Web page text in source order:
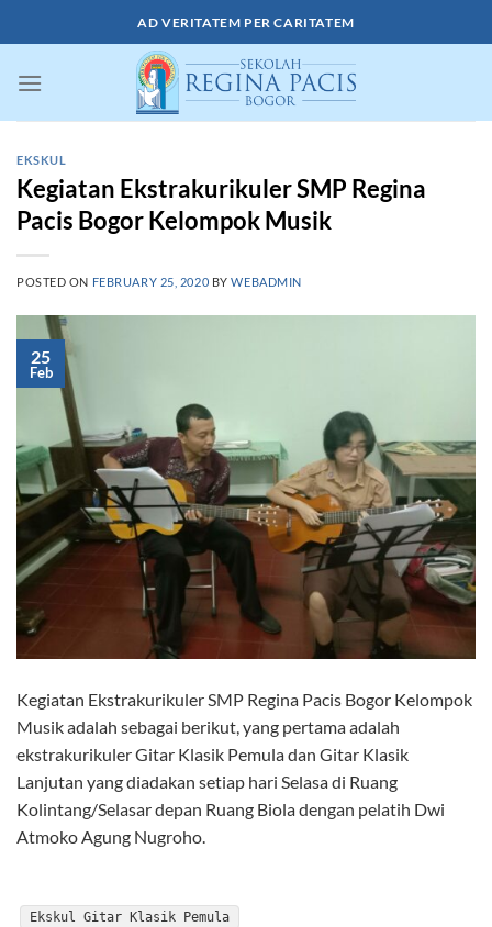
to
AD VERITATEM PER CARITATEM
EKSKUL
Kegiatan Ekstrakurikuler SMP Regina
Pacis Bogor Kelompok Musik
POSTED ON FEBRUARY 25, 2020 BYWEBADMIN
25
Feb
Kegiatan Ekstrakurikuler SMP Regina Pacis Bogor Kelompok
Musik adalah sebagai berikut, yang pertama adalah
ekstrakurikuler Gitar Klasik Pemula dan Gitar Klasik
Lanjutan yang diadakan setiap hari Selasa di Ruang
Kolintang/Selasar depan Ruang Biola dengan pelatih Dwi
Atmoko Agung Nugroho.
Ekskul Gitar Klasik Pemula